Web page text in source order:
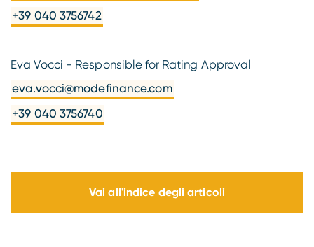
+39 040 3756742
Eva Vocci - Responsible for Rating Approval
eva.vocci@modefinance.com
+39 040 3756740
Vai all'indice degli articoli